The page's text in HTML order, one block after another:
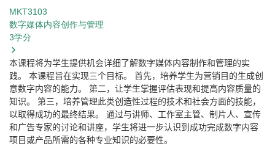
MKT3103
数字媒体内容创作与管理
3学分
本课程将为学生提供机会详细了解数字媒体内容制作和管理的实
践。
本课程旨在实现三个目标。
首先，培养学生为营销目的生成创
意数字内容的能力。
第二，让学生掌握评估表现和提高内容质量的
知识。
第三，培养管理此类创造性过程的技术和社会方面的技能，
以取得成功的最终结果。
通过与讲师、工作室主管、制片人、宣传
和广告专家的讨论和讲座，学生将进一步认识到成功完成数字内容
项目或产品所需的各种专业知识的必要性。